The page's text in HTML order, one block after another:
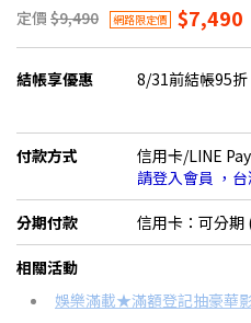
定價 $9,490 網路限定價 $7,490
結帳享優惠 8/31前結帳95折
付款方式
信用卡/LINE Pay
請登入會員 ，
分期付款 信用卡：可分期
＊實際可分期數、適用利率，請
信用卡分期
相關活動
娛樂滿載★滿額登記抽豪華